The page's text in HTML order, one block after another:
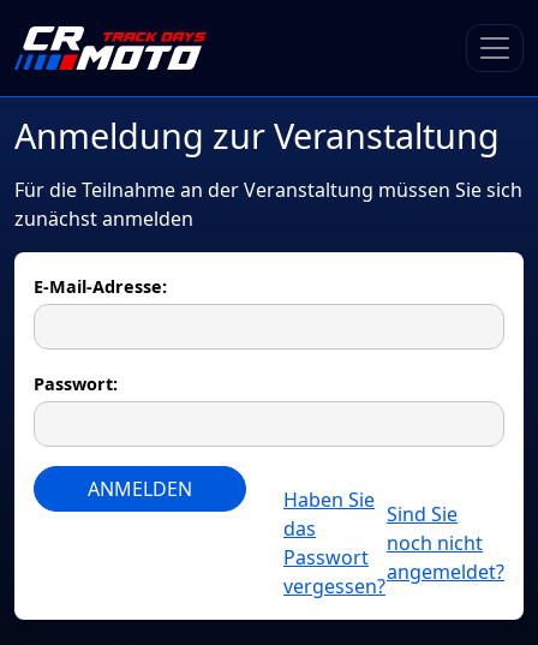
Anmeldung zur Veranstaltung
Für die Teilnahme an der Veranstaltung müssen Sie sich
zunächst anmelden
E-Mail-Adresse:
Passwort:
ANMELDEN
Haben Sie
das
Passwort
vergessen?
Sind Sie
noch nicht
angemeldet?